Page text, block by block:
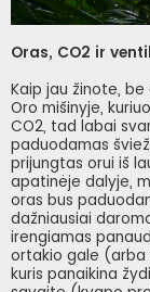
Oras, CO2 ir
Kaip jau žinote,
Oro mišinyje,
CO2, tad labai
paduodamas
prijungtas orui iš
apatinėje dalyje,
oras bus
dažniausiai
irengiamas
ortakio gale (arba
kuris panaikina